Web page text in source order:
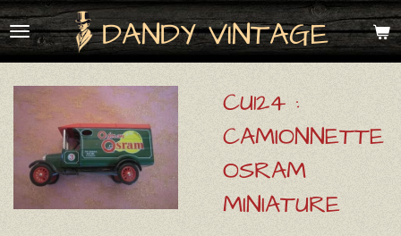
Passer
au
contenu
DANDY VINTAGE
CU124 :
CAMIONNETTE
OSRAM
MINIATURE